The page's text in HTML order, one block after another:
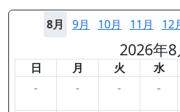
8月 9月 10月 11月 12
2026年8
日 月 火 水
-
- - -